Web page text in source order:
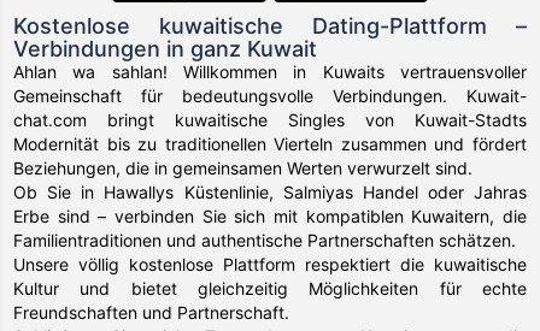
Kostenlose kuwaitische Dating-Plattform –
Verbindungen in ganz Kuwait
Ahlan wa sahlan! Willkommen in Kuwaits vertrauensvoller
Gemeinschaft für bedeutungsvolle Verbindungen. Kuwait-
chat.com bringt kuwaitische Singles von Kuwait-Stadts
Modernität bis zu traditionellen Vierteln zusammen und fördert
Beziehungen, die in gemeinsamen Werten verwurzelt sind.
Ob Sie in Hawallys Küstenlinie, Salmiyas Handel oder Jahras
Erbe sind – verbinden Sie sich mit kompatiblen Kuwaitern, die
Familientraditionen und authentische Partnerschaften schätzen.
Unsere völlig kostenlose Plattform respektiert die kuwaitische
Kultur und bietet gleichzeitig Möglichkeiten für echte
Freundschaften und Partnerschaft.